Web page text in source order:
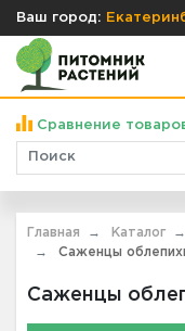
Ваш город:
Сравнение
Главная Каталог
Саженцы
Саженцы